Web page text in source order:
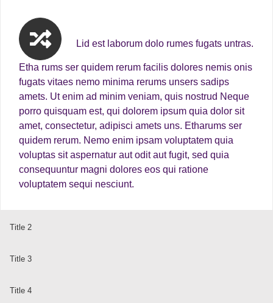
Lid est laborum dolo rumes fugats untras.
Etha rums ser quidem rerum facilis dolores nemis onis
fugats vitaes nemo minima rerums unsers sadips
amets. Ut enim ad minim veniam, quis nostrud Neque
porro quisquam est, qui dolorem ipsum quia dolor sit
amet, consectetur, adipisci amets uns. Etharums ser
quidem rerum. Nemo enim ipsam voluptatem quia
voluptas sit aspernatur aut odit aut fugit, sed quia
consequuntur magni dolores eos qui ratione
voluptatem sequi nesciunt.
Title 2
Title 3
Title 4